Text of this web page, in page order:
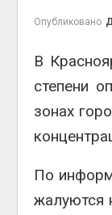
Опубликовано
В
степени
зонах
По
жалуются